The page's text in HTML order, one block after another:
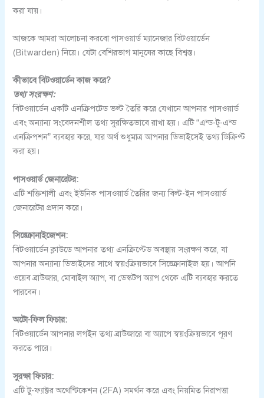
করা যায়।
আজকে আমরা আলোচনা করবো পাসওয়ার্ড ম্যানেজার বিটওয়ার্ডেন
(Bitwarden) নিয়ে। যেটা বেশিরভাগ মানুষের কাছে বিশ্বস্ত।
কীভাবে বিটওয়ার্ডেন কাজ করে?
তথ্য সংরক্ষণ:
বিটওয়ার্ডেন একটি এনক্রিপটেড ভল্ট তৈরি করে যেখানে আপনার পাসওয়ার্ড
এবং অন্যান্য সংবেদনশীল তথ্য সুরক্ষিতভাবে রাখা হয়। এটি “এন্ড-টু-এন্ড
এনক্রিপশন” ব্যবহার করে, যার অর্থ শুধুমাত্র আপনার ডিভাইসেই তথ্য ডিক্রিপ্ট
করা হয়।
পাসওয়ার্ড জেনারেটর:
এটি শক্তিশালী এবং ইউনিক পাসওয়ার্ড তৈরির জন্য বিল্ট-ইন পাসওয়ার্ড
জেনারেটর প্রদান করে।
সিঙ্ক্রোনাইজেশন:
বিটওয়ার্ডেন ক্লাউডে আপনার তথ্য এনক্রিপ্টেড অবস্থায় সংরক্ষণ করে, যা
আপনার অন্যান্য ডিভাইসের সাথে স্বয়ংক্রিয়ভাবে সিঙ্ক্রোনাইজ হয়। আপনি
ওয়েব ব্রাউজার, মোবাইল অ্যাপ, বা ডেস্কটপ অ্যাপ থেকে এটি ব্যবহার করতে
পারবেন।
অটো-ফিল ফিচার:
বিটওয়ার্ডেন আপনার লগইন তথ্য ব্রাউজারে বা অ্যাপে স্বয়ংক্রিয়ভাবে পূরণ
করতে পারে।
সুরক্ষা ফিচার:
এটি টু-ফ্যাক্টর অথেন্টিকেশন (2FA) সমর্থন করে এবং নিয়মিত নিরাপত্তা